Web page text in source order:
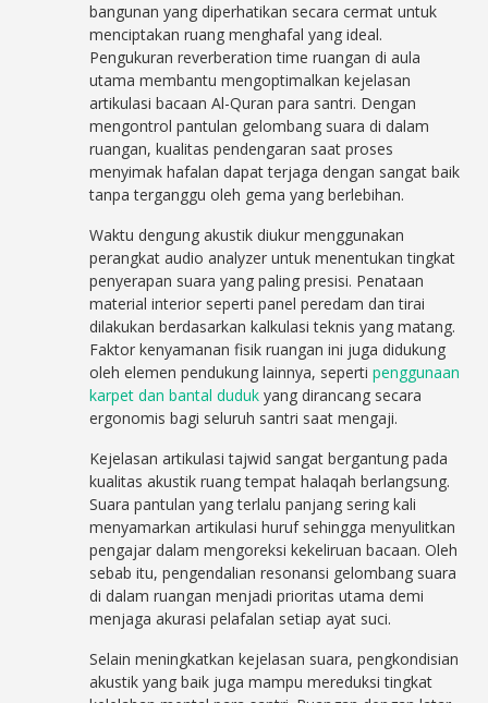
bangunan yang diperhatikan secara cermat untuk
menciptakan ruang menghafal yang ideal.
Pengukuran reverberation time ruangan di aula
utama membantu mengoptimalkan kejelasan
artikulasi bacaan Al-Quran para santri. Dengan
mengontrol pantulan gelombang suara di dalam
ruangan, kualitas pendengaran saat proses
menyimak hafalan dapat terjaga dengan sangat baik
tanpa terganggu oleh gema yang berlebihan.
Waktu dengung akustik diukur menggunakan
perangkat audio analyzer untuk menentukan tingkat
penyerapan suara yang paling presisi. Penataan
material interior seperti panel peredam dan tirai
dilakukan berdasarkan kalkulasi teknis yang matang.
Faktor kenyamanan fisik ruangan ini juga didukung
oleh elemen pendukung lainnya, sepertipenggunaan
karpet dan bantal duduk yang dirancang secara
ergonomis bagi seluruh santri saat mengaji.
Kejelasan artikulasi tajwid sangat bergantung pada
kualitas akustik ruang tempat halaqah berlangsung.
Suara pantulan yang terlalu panjang sering kali
menyamarkan artikulasi huruf sehingga menyulitkan
pengajar dalam mengoreksi kekeliruan bacaan. Oleh
sebab itu, pengendalian resonansi gelombang suara
di dalam ruangan menjadi prioritas utama demi
menjaga akurasi pelafalan setiap ayat suci.
Selain meningkatkan kejelasan suara, pengkondisian
akustik yang baik juga mampu mereduksi tingkat